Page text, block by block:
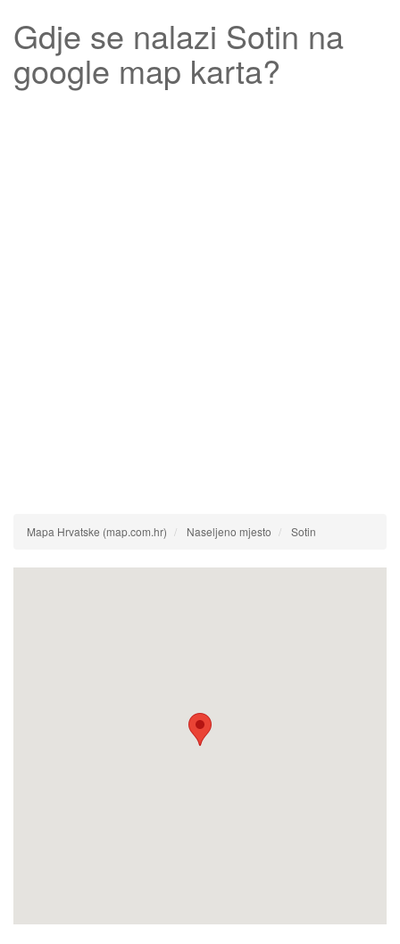
Gdje se nalazi Sotin na
google map karta?
Mapa Hrvatske (map.com.hr) Naseljeno mjesto Sotin